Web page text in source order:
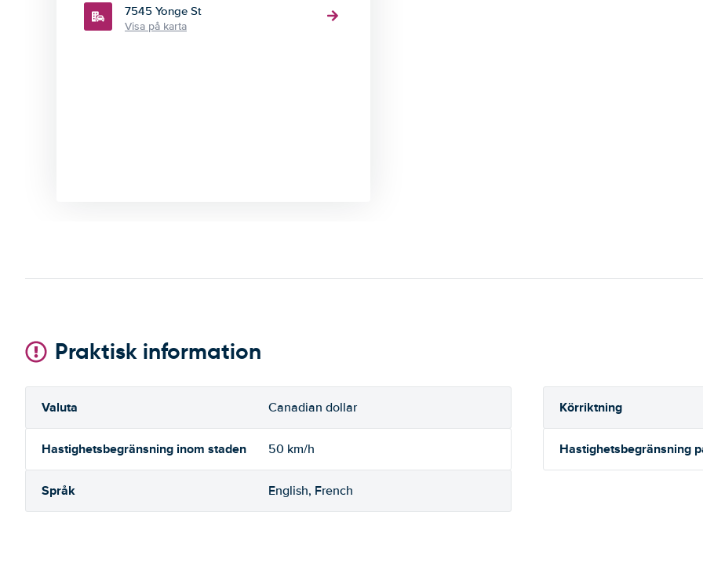
7545 Yonge St
Visa på karta
Praktisk information
Valuta Canadian dollar Körriktning
Hastighetsbegränsning inom staden 50 km/h Hastighetsbegränsning
Språk English, French